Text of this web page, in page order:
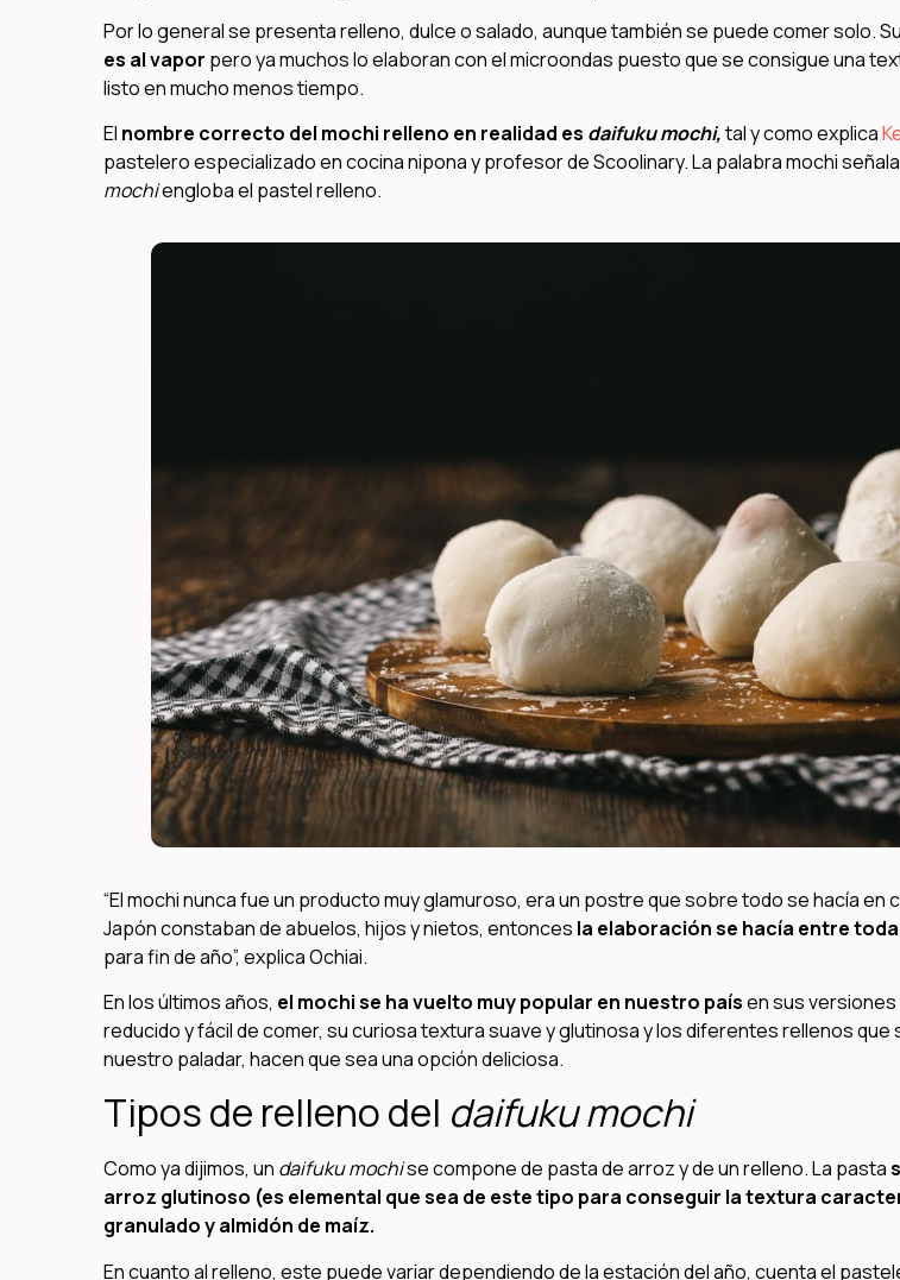
Por lo general se presenta relleno, dulce o salado, aunque también se puede comer solo. Su
es al vapor pero ya muchos lo elaboran con el microondas puesto que se consigue una
listo en mucho menos tiempo.
El nombre correcto del mochi relleno en realidad es daifuku mochi,tal y como explica
pastelero especializado en cocina nipona y profesor de Scoolinary. La palabra mochi señala
mochiengloba el pastel relleno.
“El mochi nunca fue un producto muy glamuroso, era un postre que sobre todo se hacía en
Japón constaban de abuelos, hijos y nietos, entonces la elaboración se hacía entre
para fin de año”, explica Ochiai.
En los últimos años, el mochi se ha vuelto muy popular en nuestro paísen sus
reducido y fácil de comer, su curiosa textura suave y glutinosa y los diferentes rellenos que
nuestro paladar, hacen que sea una opción deliciosa.
Tipos de relleno del daifuku mochi
Como ya dijimos, un daifuku mochise compone de pasta de arroz y de un relleno. La pasta
arroz glutinoso (es elemental que sea de este tipo para conseguir la textura
granulado y almidón de maíz.
En cuanto al relleno, este puede variar dependiendo de la estación del año, cuenta el